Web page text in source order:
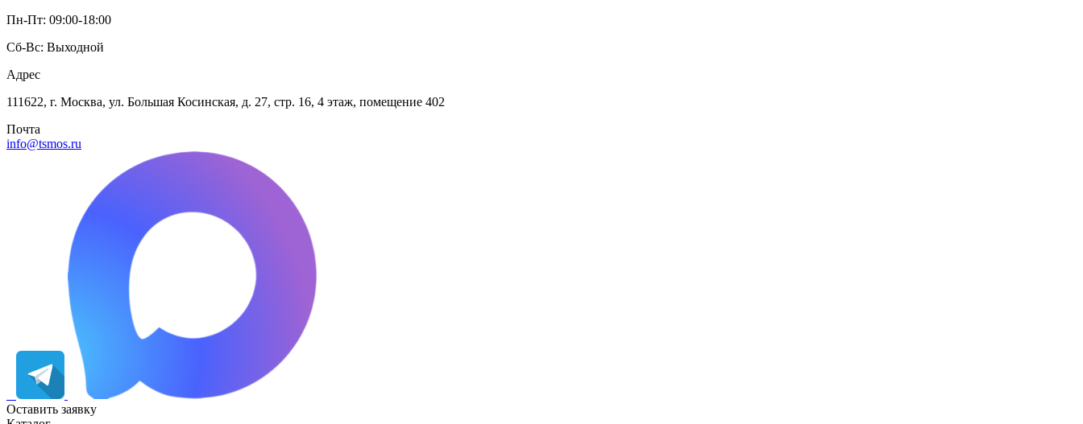
Пн-Пт: 09:00-18:00
Сб-Вс: Выходной
Адрес
111622, г. Москва, ул. Большая Косинская, д. 27, стр. 16, 4 этаж, помещение 402
Почта
info@tsmos.ru
Оставить заявку